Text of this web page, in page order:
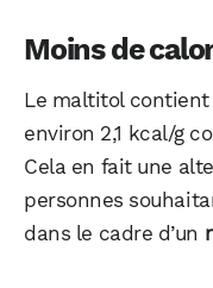
Moins de
Le maltitol contient
environ 2,1 kcal/g
Cela en fait une
personnes
dans le cadre d’un